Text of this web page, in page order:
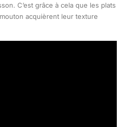
C’est grâce à cela que les plats
acquièrent leur texture